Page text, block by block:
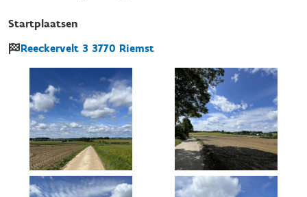
Startplaatsen
Reeckervelt 3 3770 Riemst